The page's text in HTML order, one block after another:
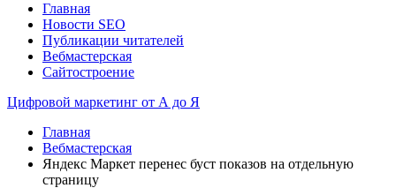
Главная
Новости SEO
Публикации читателей
Вебмастерская
Сайтостроение
Цифровой маркетинг от А до Я
Главная
Вебмастерская
Яндекс Маркет перенес буст показов на отдельную
страницу